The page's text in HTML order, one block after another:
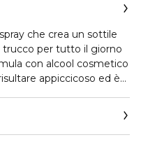
che crea un sottile
trucco per tutto il giorno
con alcool cosmetico
appiccicoso ed è
forte e
residui.